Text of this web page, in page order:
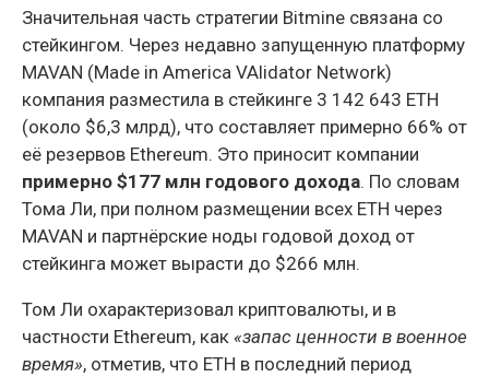
Значительная часть стратегии Bitmine связана со
стейкингом. Через недавно запущенную платформу
MAVAN (Made in America VAlidator Network)
компания разместила в стейкинге 3 142 643 ETH
(около $6,3 млрд), что составляет примерно 66% от
её резервов Ethereum. Это приносит компании
примерно $177 млн годового дохода. По словам
Тома Ли, при полном размещении всех ETH через
MAVAN и партнёрские ноды годовой доход от
стейкинга может вырасти до $266 млн.
Том Ли охарактеризовал криптовалюты, и в
частности Ethereum, как «запас ценности в военное
время», отметив, что ETH в последний период